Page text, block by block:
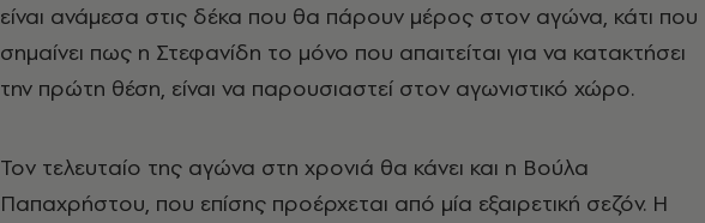
είναι ανάμεσα στις δέκα που θα πάρουν μέρος στον αγώνα, κάτι που
σημαίνει πως η Στεφανίδη το μόνο που απαιτείται για να κατακτήσει
την πρώτη θέση, είναι να παρουσιαστεί στον αγωνιστικό χώρο.
Τον τελευταίο της αγώνα στη χρονιά θα κάνει και η Βούλα
Παπαχρήστου, που επίσης προέρχεται από μία εξαιρετική σεζόν. Η